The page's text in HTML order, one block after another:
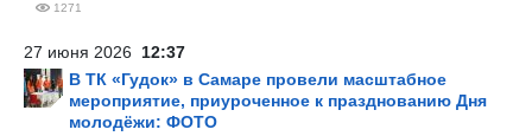
1271
27 июня 2026 12:37
В ТК «Гудок» в Самаре провели масштабное
мероприятие, приуроченное к празднованию Дня
молодёжи: ФОТО